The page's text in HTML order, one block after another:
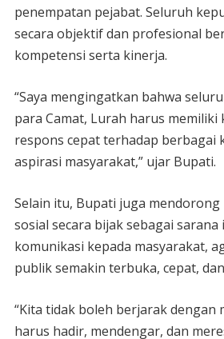
penempatan pejabat. Seluruh
secara objektif dan profesional
kompetensi serta kinerja.
“Saya mengingatkan bahwa
para Camat, Lurah harus memiliki
respons cepat terhadap berbagai
aspirasi masyarakat,” ujar Bupati.
Selain itu, Bupati juga
sosial secara bijak sebagai
komunikasi kepada masyarakat,
publik semakin terbuka, cepat,
“Kita tidak boleh berjarak dengan
harus hadir, mendengar, dan